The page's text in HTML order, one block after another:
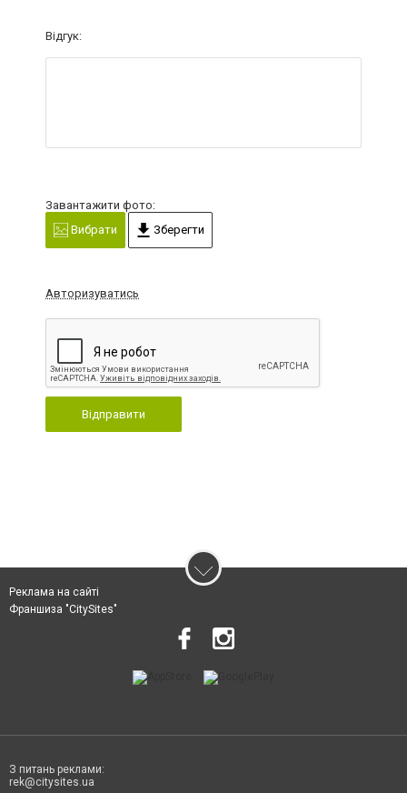
Відгук:
Завантажити фото:
Вибрати
Зберегти
Авторизуватись
Відправити
Реклама на сайті
Франшиза "CitySites"
З питань реклами:
rek@citysites.ua